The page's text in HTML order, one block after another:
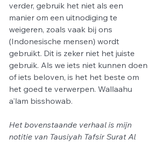
verder, gebruik het niet als een
manier om een uitnodiging te
weigeren, zoals vaak bij ons
(Indonesische mensen) wordt
gebruikt. Dit is zeker niet het juiste
gebruik. Als we iets niet kunnen doen
of iets beloven, is het het beste om
het goed te verwerpen. Wallaahu
a'lam bisshowab.
Het bovenstaande verhaal is mijn
notitie van Tausiyah Tafsir Surat Al